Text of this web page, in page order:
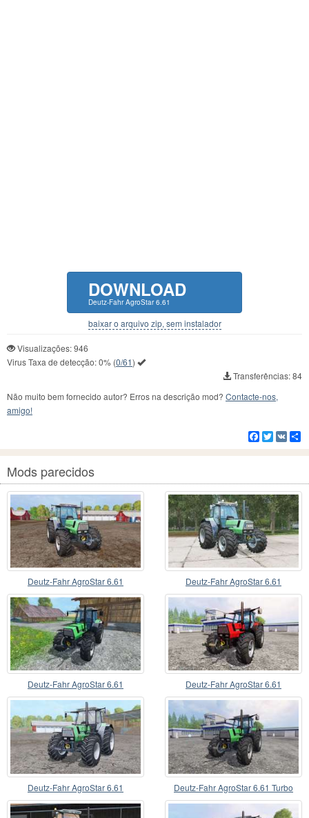
DOWNLOAD
Deutz-Fahr AgroStar 6.61
baixar o arquivo zip, sem instalador
Visualizações: 946
Virus Taxa de detecção:0% (0/61)
Transferências: 84
Não muito bem fornecido autor? Erros na descrição mod? Contacte-nos,
amigo!
Facebook
Twitter
VK
Mods parecidos
Deutz-Fahr AgroStar 6.61 Deutz-Fahr AgroStar 6.61
Deutz-Fahr AgroStar 6.61 Deutz-Fahr AgroStar 6.61
Deutz-Fahr AgroStar 6.61 Deutz-Fahr AgroStar 6.61 Turbo